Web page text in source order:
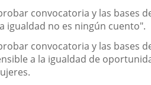
convocatoria y las bases
igualdad no es ningún cuento".
convocatoria y las bases
a la igualdad de